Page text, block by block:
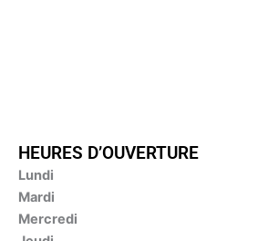
HEURES D’OUVERTURE
Lundi
Mardi
Mercredi